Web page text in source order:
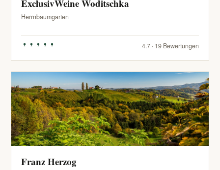
ExclusivWeine Woditschka
Herrnbaumgarten
4.7 · 19 Bewertungen
Franz Herzog